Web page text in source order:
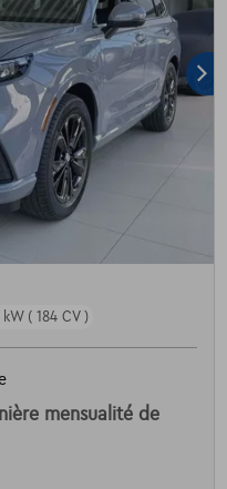
kW ( 184 CV )
mensualité de